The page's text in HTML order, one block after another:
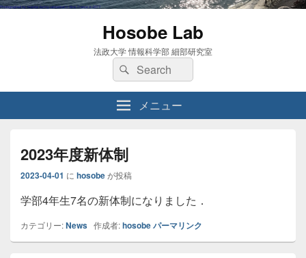
Hosobe Lab
法政大学 情報科学部 細部研究室
検
索:
検
索
メニュー
2023年度新体制
2023-04-01 に hosobeが投稿
学部4年生7名の新体制になりました．
カテゴリー:News 作成者:hosobeパーマリンク